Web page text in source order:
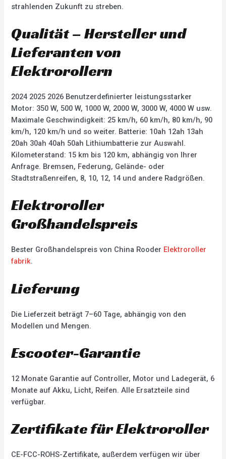
strahlenden Zukunft zu streben.
Qualität – Hersteller und
Lieferanten von
Elektrorollern
2024 2025 2026 Benutzerdefinierter leistungsstarker
Motor: 350 W, 500 W, 1000 W, 2000 W, 3000 W, 4000 W usw.
Maximale Geschwindigkeit: 25 km/h, 60 km/h, 80 km/h, 90
km/h, 120 km/h und so weiter. Batterie: 10ah 12ah 13ah
20ah 30ah 40ah 50ah Lithiumbatterie zur Auswahl.
Kilometerstand: 15 km bis 120 km, abhängig von Ihrer
Anfrage. Bremsen, Federung, Gelände- oder
Stadtstraßenreifen, 8, 10, 12, 14 und andere Radgrößen.
Elektroroller
Großhandelspreis
Bester Großhandelspreis von China Rooder Elektroroller
fabrik.
Lieferung
Die Lieferzeit beträgt 7–60 Tage, abhängig von den
Modellen und Mengen.
Escooter-Garantie
12 Monate Garantie auf Controller, Motor und Ladegerät, 6
Monate auf Akku, Licht, Reifen. Alle Ersatzteile sind
verfügbar.
Zertifikate für Elektroroller
CE-FCC-ROHS-Zertifikate, außerdem verfügen wir über